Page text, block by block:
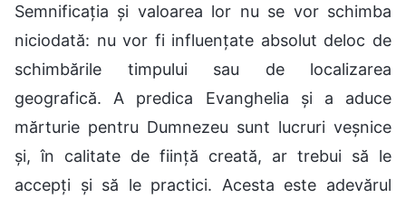
Semnificația și valoarea lor nu se vor schimba
niciodată: nu vor fi influențate absolut deloc de
schimbările timpului sau de localizarea
geografică. A predica Evanghelia și a aduce
mărturie pentru Dumnezeu sunt lucruri veșnice
și, în calitate de ființă creată, ar trebui să le
accepți și să le practici. Acesta este adevărul